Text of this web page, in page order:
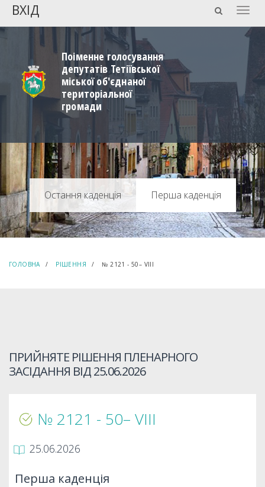
ВХІД
Поіменне голосування
депутатів Тетіївської
міської об'єднаної
територіальної
громади
Перша каденція
ГОЛОВНА РІШЕННЯ № 2121 - 50– VIIІ
ПРИЙНЯТЕ РІШЕННЯ ПЛЕНАРНОГО
ЗАСІДАННЯ ВІД25.06.2026
№ 2121 - 50– VIIІ
25.06.2026
Перша каденція